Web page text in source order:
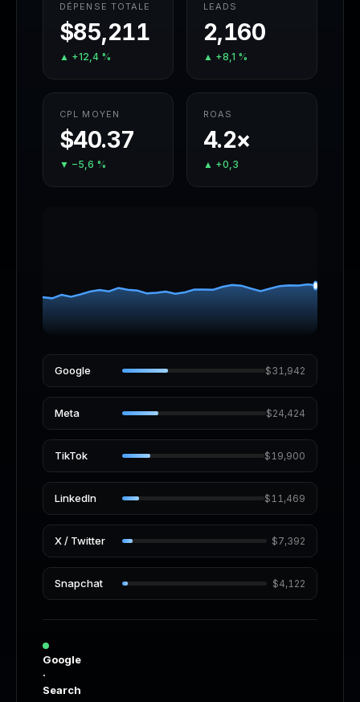
DÉPENSE TOTALE
$85,211
▲ +12,4 %
LEADS
2,160
▲ +8,1 %
CPL MOYEN
$40.37
▼ −5,6 %
ROAS
4.2×
▲ +0,3
Google $33,055
Meta $22,492
TikTok $16,361
LinkedIn $11,861
X / Twitter $9,879
Snapchat $5,389
Google
·
Search